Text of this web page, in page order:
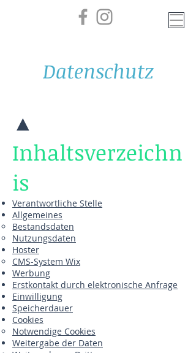
Datenschutz
▲
Inhaltsverzeichn
is
Verantwortliche Stelle
Allgemeines
Bestandsdaten
Nutzungsdaten
Hoster
CMS-System Wix
Werbung
Erstkontakt durch elektronische Anfrage
Einwilligung
Speicherdauer
Cookies
Notwendige Cookies
Weitergabe der Daten